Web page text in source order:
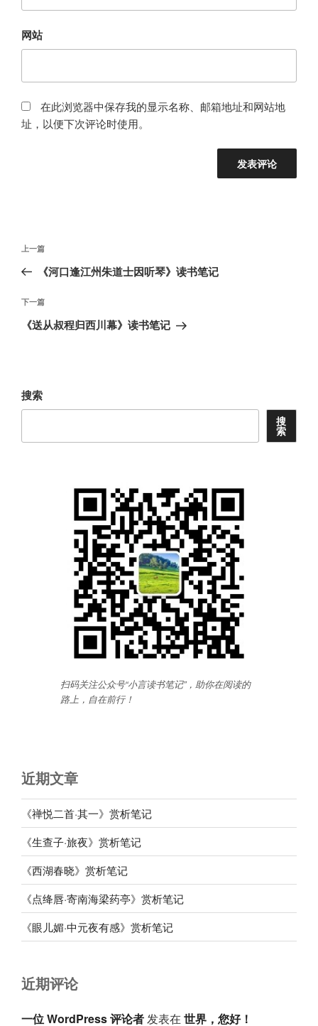
网站
在此浏览器中保存我的显示名称、邮箱地址和网站地
址，以便下次评论时使用。
文
导
航
上
一
文
章
上一篇
《河口逢江州朱道士因听琴》读书笔记
下
一
下一篇
《送从叔程归西川幕》读书笔记
搜索
搜
索
扫码关注公众号“小言读书笔记”，助你在阅读的
路上，自在前行！
近期文章
《禅悦二首·其一》赏析笔记
《生查子·旅夜》赏析笔记
《西湖春晓》赏析笔记
《点绛唇·寄南海梁药亭》赏析笔记
《眼儿媚·中元夜有感》赏析笔记
近期评论
一位 WordPress 评论者发表在 世界，您好！